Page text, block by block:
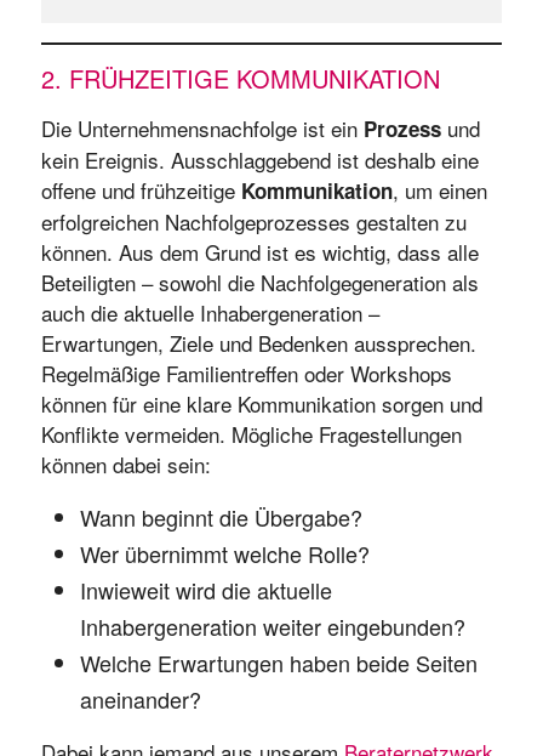
2. FRÜHZEITIGE KOMMUNIKATION
Die Unternehmensnachfolge ist ein Prozess und
kein Ereignis. Ausschlaggebend ist deshalb eine
offene und frühzeitige Kommunikation, um einen
erfolgreichen Nachfolgeprozesses gestalten zu
können. Aus dem Grund ist es wichtig, dass alle
Beteiligten – sowohl die Nachfolgegeneration als
auch die aktuelle Inhabergeneration –
Erwartungen, Ziele und Bedenken aussprechen.
Regelmäßige Familientreffen oder Workshops
können für eine klare Kommunikation sorgen und
Konflikte vermeiden. Mögliche Fragestellungen
können dabei sein:
Wann beginnt die Übergabe?
Wer übernimmt welche Rolle?
Inwieweit wird die aktuelle
Inhabergeneration weiter eingebunden?
Welche Erwartungen haben beide Seiten
aneinander?